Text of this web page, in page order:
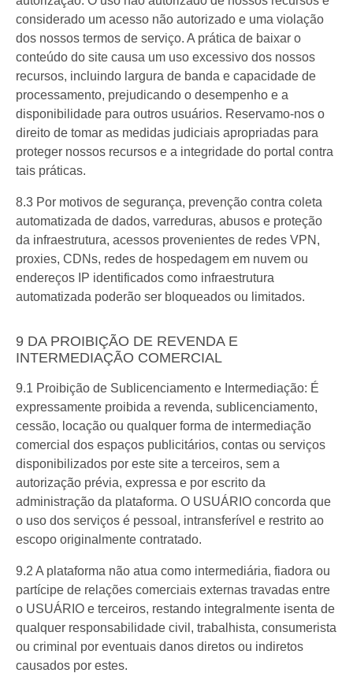
considerado um acesso não autorizado e uma violação
dos nossos termos de serviço. A prática de baixar o
conteúdo do site causa um uso excessivo dos nossos
recursos, incluindo largura de banda e capacidade de
processamento, prejudicando o desempenho e a
disponibilidade para outros usuários. Reservamo-nos o
direito de tomar as medidas judiciais apropriadas para
proteger nossos recursos e a integridade do portal contra
tais práticas.
8.3 Por motivos de segurança, prevenção contra coleta
automatizada de dados, varreduras, abusos e proteção
da infraestrutura, acessos provenientes de redes VPN,
proxies, CDNs, redes de hospedagem em nuvem ou
endereços IP identificados como infraestrutura
automatizada poderão ser bloqueados ou limitados.
9 DA PROIBIÇÃO DE REVENDA E
INTERMEDIAÇÃO COMERCIAL
9.1 Proibição de Sublicenciamento e Intermediação: É
expressamente proibida a revenda, sublicenciamento,
cessão, locação ou qualquer forma de intermediação
comercial dos espaços publicitários, contas ou serviços
disponibilizados por este site a terceiros, sem a
autorização prévia, expressa e por escrito da
administração da plataforma. O USUÁRIO concorda que
o uso dos serviços é pessoal, intransferível e restrito ao
escopo originalmente contratado.
9.2 A plataforma não atua como intermediária, fiadora ou
partícipe de relações comerciais externas travadas entre
o USUÁRIO e terceiros, restando integralmente isenta de
qualquer responsabilidade civil, trabalhista, consumerista
ou criminal por eventuais danos diretos ou indiretos
causados por estes.